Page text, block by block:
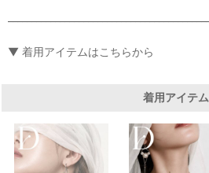
▼ 着用アイテムはこちらから
着用アイテム